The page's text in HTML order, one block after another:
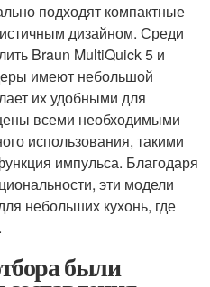
подходят компактные
дизайном. Среди
Braun MultiQuick 5 и
имеют небольшой
их удобными для
всеми необходимыми
использования, такими
импульса. Благодаря
эти модели
небольших кухонь, где
были